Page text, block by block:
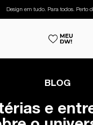
Design em tudo. Para todos. Perto
BLOG
e